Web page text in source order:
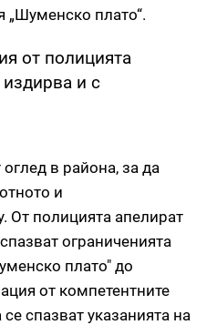
плато“.
от полицията
и с
в района, за да
и
От полицията апелират
ограниченията
плато" до
от компетентните
спазват указанията на